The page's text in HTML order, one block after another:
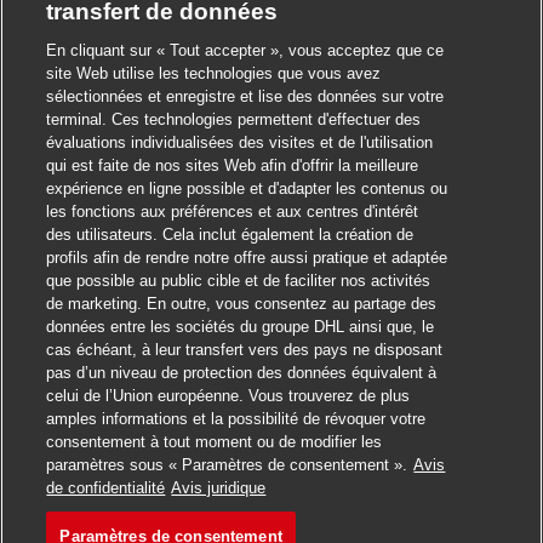
Postuler
transfert de données
En cliquant sur « Tout accepter », vous acceptez que ce
site Web utilise les technologies que vous avez
sélectionnées et enregistre et lise des données sur votre
terminal. Ces technologies permettent d'effectuer des
évaluations individualisées des visites et de l'utilisation
qui est faite de nos sites Web afin d'offrir la meilleure
expérience en ligne possible et d'adapter les contenus ou
les fonctions aux préférences et aux centres d'intérêt
des utilisateurs. Cela inclut également la création de
profils afin de rendre notre offre aussi pratique et adaptée
que possible au public cible et de faciliter nos activités
de marketing. En outre, vous consentez au partage des
données entre les sociétés du groupe DHL ainsi que, le
cas échéant, à leur transfert vers des pays ne disposant
pas d’un niveau de protection des données équivalent à
celui de l’Union européenne. Vous trouverez de plus
amples informations et la possibilité de révoquer votre
consentement à tout moment ou de modifier les
paramètres sous « Paramètres de consentement ». Avis
de confidentialité Avis juridique
Paramètres de consentement